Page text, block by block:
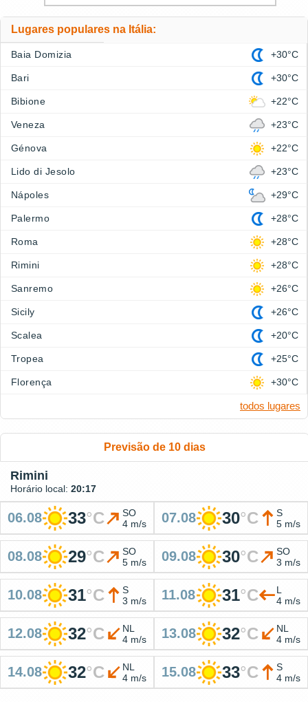
Lugares populares na Itália:
Baia Domizia +30°C
Bari +30°C
Bibione +22°C
Veneza +23°C
Génova +22°C
Lido di Jesolo +23°C
Nápoles +29°C
Palermo +28°C
Roma +28°C
Rimini +28°C
Sanremo +26°C
Sicily +26°C
Scalea +20°C
Tropea +25°C
Florença +30°C
todos lugares
Previsão de 10 dias
Rimini
Horário local: 20:17
06.08 33°C
SO
4 m/s
07.08 30°C
S
5 m/s
08.08 29°C
SO
5 m/s
09.08 30°C
SO
3 m/s
10.08 31°C
S
3 m/s
11.08 31°C
L
4 m/s
12.08 32°C
NL
4 m/s
13.08 32°C
NL
4 m/s
14.08 32°C
NL
4 m/s
15.08 33°C
S
4 m/s